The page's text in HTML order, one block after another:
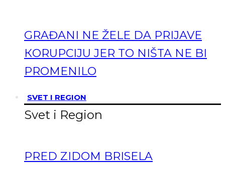
GRAĐANI NE ŽELE DA PRIJAVE
КORUPCIJU JER TO NIŠTA NE BI
PROMENILO
SVET I REGION
Svet i Region
PRED ZIDOM BRISELA